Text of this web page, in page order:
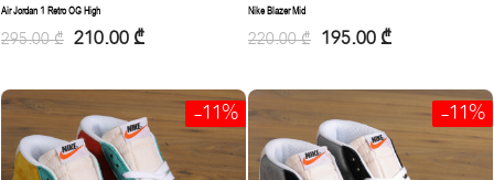
Air Jordan 1 Retro OG High
295.00₾ 210.00 ₾
Nike Blazer Mid
220.00₾ 195.00 ₾
-11% -11%